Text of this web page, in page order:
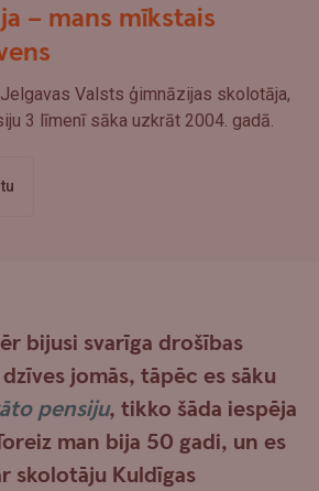
– mans mīkstais
Valsts ģimnāzijas skolotāja,
3 līmenī sāka uzkrāt 2004. gadā.
bijusi svarīga drošības
jomās, tāpēc es sāku
pensiju, tikko šāda iespēja
man bija 50 gadi, un es
skolotāju Kuldīgas